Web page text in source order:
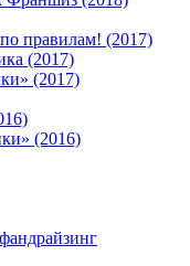
правилам! (2017)
(2017)
(2017)
(2016)